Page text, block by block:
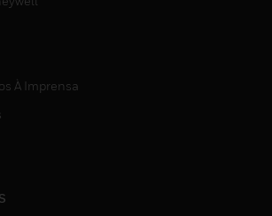
À Imprensa